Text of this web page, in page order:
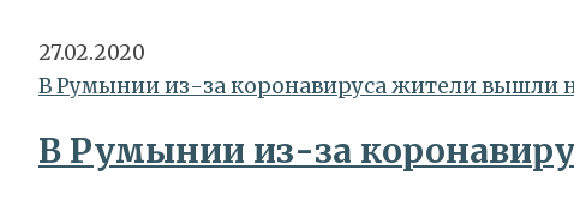
27.02.2020
В Румынии из-за коронавируса жители вышли
В Румынии из-за